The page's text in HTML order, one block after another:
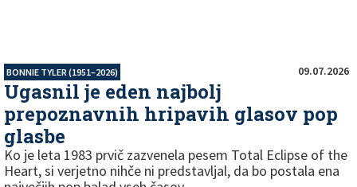
BONNIE TYLER (1951–2026) 09.07.2026
Ugasnil je eden najbolj
prepoznavnih hripavih glasov pop
glasbe
Ko je leta 1983 prvič zazvenela pesem Total Eclipse of the
Heart, si verjetno nihče ni predstavljal, da bo postala ena